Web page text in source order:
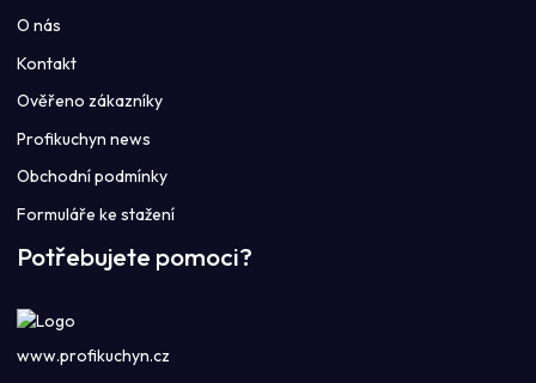
O nás
Kontakt
Ověřeno zákazníky
Profikuchyn news
Obchodní podmínky
Formuláře ke stažení
Potřebujete pomoci?
www.profikuchyn.cz